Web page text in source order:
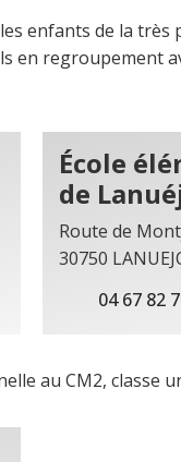
enfants de la
en regroupement
École
de
Route de
30750
04 67 82
au CM2, classe